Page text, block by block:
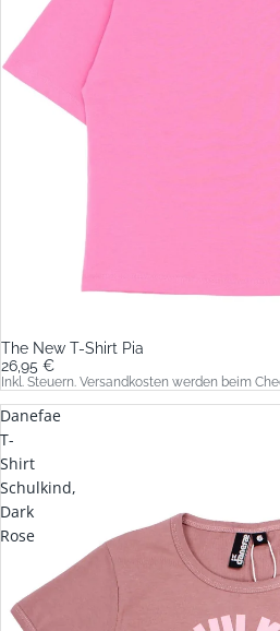
The New T-Shirt Pia
26,95 €
Inkl. Steuern. Versandkosten werden beim
Danefae
T-
Shirt
Schulkind,
Dark
Rose